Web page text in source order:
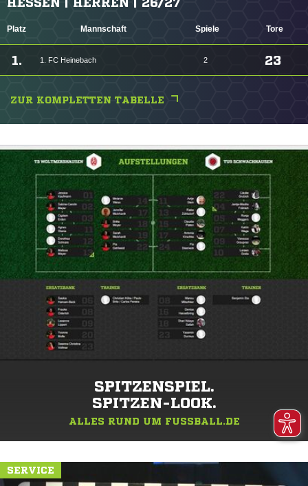
Platz Mannschaft Spiele Tore
1. 1. FC Heinebach 2 23
ZUR KOMPLETTEN TABELLE
SPITZENSPIEL.
SPITZEN-LOOK.
ALLES RUND UM FUSSBALL.DE
SERVICE